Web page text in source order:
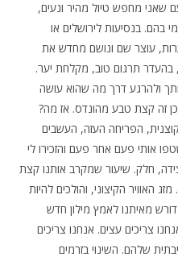
שאני מחפש טיול מהיר ונעים,
בנסיעות לירושלים או
עוצר שם ונושם מחדש את
בהעדר תרגום טוב, מקלחת יער.
ולהרגע דרך מה שהוא עושה
זה קצת טבע מהונדס. אז מה?
הפריחה העזה, העשבים
אותי פעם אחר פעם והזכירו לי
חלק. שיעור שמקרב אותנו קצת
האוויר הקיצוני, והולכים להיות
מאיתנו לאמץ מילון חדש
צריכים עצים. אנחנו צריכים
שלהם. השינוי בזרמים